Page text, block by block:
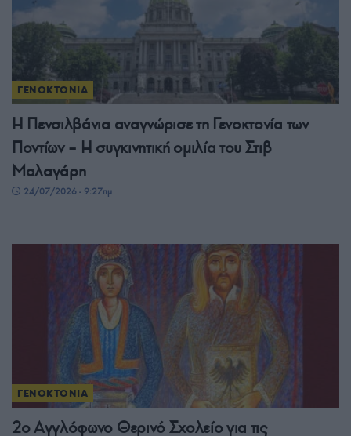
ΓΕΝΟΚΤΟΝΙΑ
Η Πενσιλβάνια αναγνώρισε τη Γενοκτονία των
Ποντίων – Η συγκινητική ομιλία του Στιβ
Μαλαγάρη
24/07/2026 - 9:27πμ
ΓΕΝΟΚΤΟΝΙΑ
2ο Αγγλόφωνο Θερινό Σχολείο για τις